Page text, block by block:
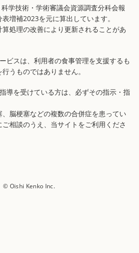
学技術・学術審議会資源調査分科会報
増補2023を元に算出しています。
算処理の改善により更新されることがあ
ビスは、利用者の食事管理を支援するも
うものではありません。
導を受けている方は、必ずその指示・指
脳梗塞などの複数の合併症を患ってい
相談のうえ、当サイトをご利用くださ
© Oishi Kenko Inc.